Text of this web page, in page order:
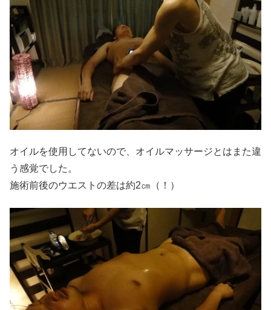
オイルを使用してないので、オイルマッサージとはまた違
う感覚でした。
施術前後のウエストの差は約2㎝（！）